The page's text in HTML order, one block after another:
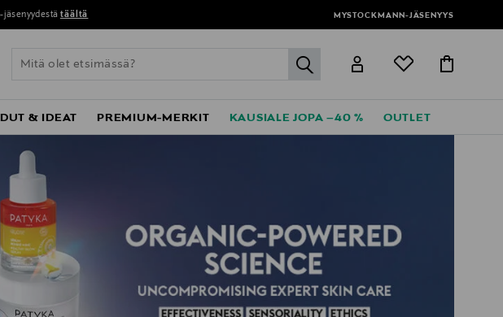
jäsenyydestä täältä MYSTOCKMANN-JÄSENYYS
label.header.go
& IDEAT PREMIUM-MERKIT KAUSIALE JOPA –40 % OUTLET